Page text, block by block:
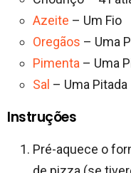
Azeite – Um Fio
Oregãos – Uma
Pimenta – Uma
Sal – Uma Pitada
Instruções
Pré-aquece o